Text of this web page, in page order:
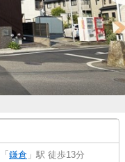
「 鎌倉 」駅 徒歩13分